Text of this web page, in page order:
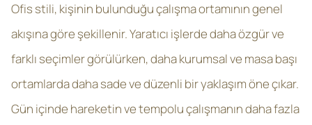
Ofis stili, kişinin bulunduğu çalışma ortamının genel
akışına göre şekillenir. Yaratıcı işlerde daha özgür ve
farklı seçimler görülürken, daha kurumsal ve masa başı
ortamlarda daha sade ve düzenli bir yaklaşım öne çıkar.
Gün içinde hareketin ve tempolu çalışmanın daha fazla